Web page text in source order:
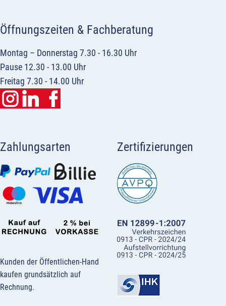
Öffnungszeiten & Fachberatung
Montag – Donnerstag 7.30 - 16.30 Uhr
Pause 12.30 - 13.00 Uhr
Freitag 7.30 - 14.00 Uhr
Zahlungsarten
Kunden der Öffentlichen-Hand
kaufen grundsätzlich auf
Rechnung.
Zertifizierungen